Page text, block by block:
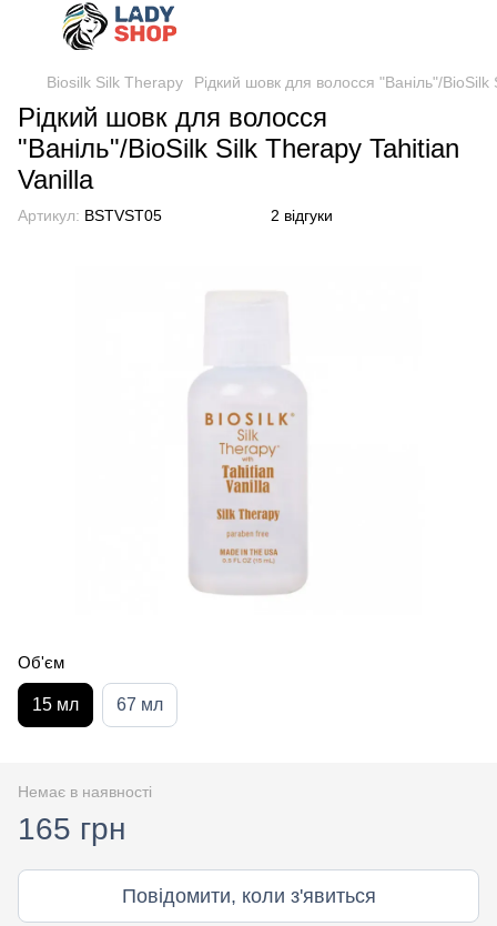
Biosilk Silk Therapy Рідкий шовк для волосся "Ваніль"/
Рідкий шовк для волосся
"Ваніль"/BioSilk Silk Therapy Tahitian
Vanilla
Артикул: BSTVST05 2 відгуки
Об'єм
15 мл 67 мл
Немає в наявності
165 грн
Повідомити, коли з'явиться